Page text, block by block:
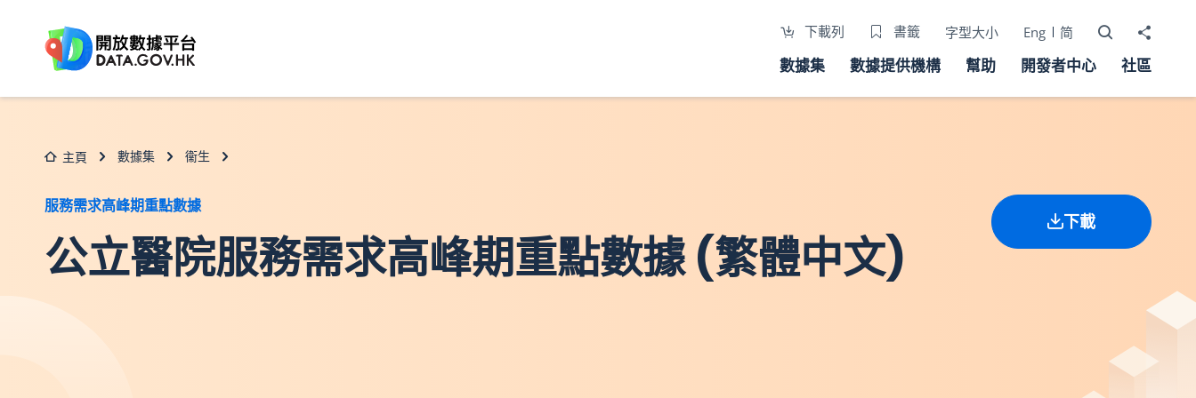
下載列 書籤 字型大小 Eng 简 打開搜尋器
分享至
數據集 數據提供機構 幫助 開發者中心 社區
主頁 數據集 衞生
服務需求高峰期重點數據
公立醫院服務需求高峰期重點數據 (繁體中文)
下載